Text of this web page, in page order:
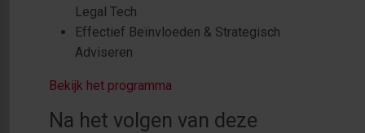
Legal Tech
Effectief Beïnvloeden & Strategisch
Adviseren
Bekijk het programma
Na het volgen van deze